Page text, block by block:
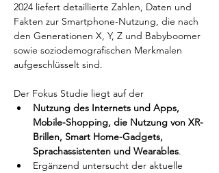
2024 liefert detaillierte Zahlen, Daten und
Fakten zur Smartphone-Nutzung, die nach
den Generationen X, Y, Z und Babyboomer
sowie soziodemografischen Merkmalen
aufgeschlüsselt sind.
Der Fokus Studie liegt auf der
Nutzung des Internets und Apps,
Mobile-Shopping, die Nutzung von XR-
Brillen, Smart Home-Gadgets,
Sprachassistenten und Wearables.
Ergänzend untersucht der aktuelle